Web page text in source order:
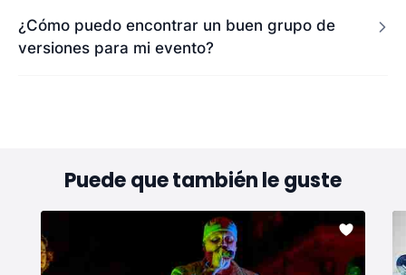
¿Cómo puedo encontrar un buen grupo de
versiones para mi evento?
Puede que también le guste